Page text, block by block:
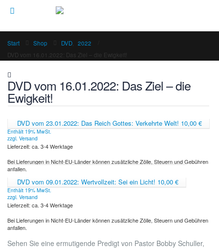
Start Shop DVD
2022
DVD vom 16.01.2022: Das Ziel – die Ewigkeit!
DVD vom 16.01.2022: Das Ziel – die
Ewigkeit!
DVD vom 23.01.2022: Das Reich Gottes: Verkehrte Welt! 10,00 €
Enthält 19% MwSt.
zzgl. Versand
Lieferzeit: ca. 3-4 Werktage
Bei Lieferungen in Nicht-EU-Länder können zusätzliche Zölle, Steuern und Gebühren
anfallen.
DVD vom 09.01.2022: Wertvollzeit: Sei ein Licht! 10,00 €
Enthält 19% MwSt.
zzgl. Versand
Lieferzeit: ca. 3-4 Werktage
Bei Lieferungen in Nicht-EU-Länder können zusätzliche Zölle, Steuern und Gebühren
anfallen.
Sehen Sie eine ermutigende Predigt von Pastor Bobby Schuller,